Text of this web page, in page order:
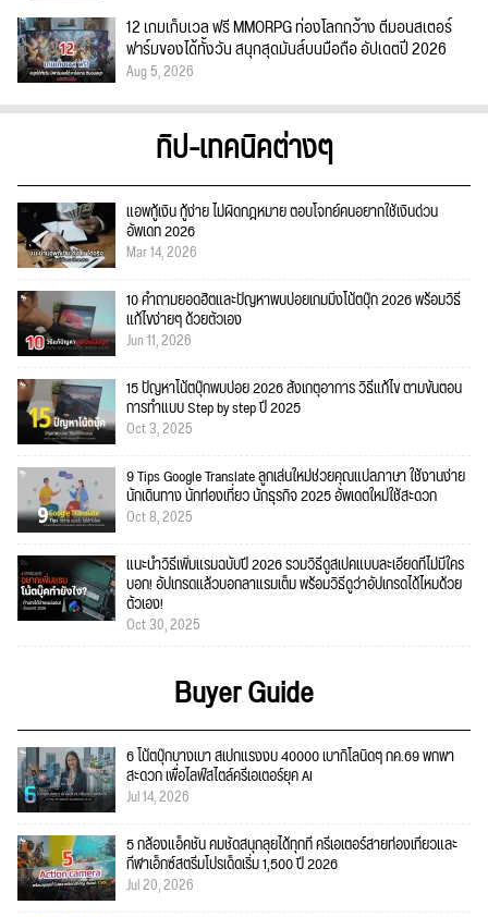
12 เกมเก็บเวล ฟรี MMORPG ท่องโลกกว้าง ตีมอนสเตอร์
ฟาร์มของได้ทั้งวัน สนุกสุดมันส์บนมือถือ อัปเดตปี 2026
Aug 5, 2026
ทิป-เทคนิคต่างๆ
แอพกู้เงิน กู้ง่าย ไม่ผิดกฎหมาย ตอบโจทย์คนอยากใช้เงินด่วน
อัพเดท 2026
Mar 14, 2026
10 คำถามยอดฮิตและปัญหาพบบ่อยเกมมิ่งโน้ตบุ๊ก 2026 พร้อมวิธี
แก้ไขง่ายๆ ด้วยตัวเอง
Jun 11, 2026
15 ปัญหาโน้ตบุ๊กพบบ่อย 2026 สังเกตุอาการ วิธีแก้ไข ตามขั้นตอน
การทำแบบ Step by step ปี 2025
Oct 3, 2025
9 Tips Google Translate ลูกเล่นใหม่ช่วยคุณแปลภาษา ใช้งานง่าย
นักเดินทาง นักท่องเที่ยว นักธุรกิจ 2025 อัพเดตใหม่ใช้สะดวก
Oct 8, 2025
แนะนำวิธีเพิ่มแรมฉบับปี 2026 รวมวิธีดูสเปคแบบละเอียดที่ไม่มีใคร
บอก! อัปเกรดแล้วบอกลาแรมเต็ม พร้อมวิธีดูว่าอัปเกรดได้ไหมด้วย
ตัวเอง!
Oct 30, 2025
Buyer Guide
6 โน้ตบุ๊กบางเบา สเปกแรงงบ 40000 เบากิโลนิดๆ กค.69 พกพา
สะดวก เพื่อไลฟ์สไตล์ครีเอเตอร์ยุค AI
Jul 14, 2026
5 กล้องแอ็คชั่น คมชัดสนุกลุยได้ทุกที่ ครีเอเตอร์สายท่องเที่ยวและ
กีฬาเอ็กซ์สตรีมโปรเด็ดเริ่ม 1,500 ปี 2026
Jul 20, 2026